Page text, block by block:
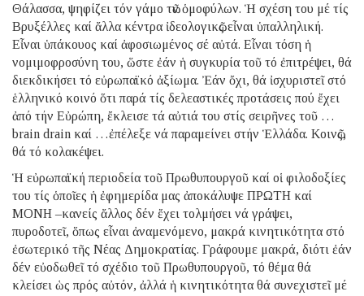
Θάλασσα, ψηφίζει τόν γάμο τῶν ὁμοφύλων. Ἡ σχέση του μέ τίς
Βρυξέλλες καί ἄλλα κέντρα ἰδεολογικῶς εἶναι ὑπαλληλική.
Εἶναι ὑπάκουος καί ἀφοσιωμένος σέ αὐτά. Εἶναι τόση ἡ
νομιμοφροσύνη του, ὥστε ἐάν ἡ συγκυρία τοῦ τό ἐπιτρέψει, θά
διεκδικήσει τό εὐρωπαϊκό ἀξίωμα. Ἐάν ὄχι, θά ἰσχυριστεῖ στό
ἑλληνικό κοινό ὅτι παρά τίς δελεαστικές προτάσεις πού ἔχει
ἀπό τήν Εὐρώπη, ἔκλεισε τά αὐτιά του στίς σειρῆνες τοῦ …
brain drain καί …ἐπέλεξε νά παραμείνει στήν Ἑλλάδα. Κοινῶς,
θά τό κολακέψει.
Ἡ εὐρωπαϊκή περιοδεία τοῦ Πρωθυπουργοῦ καί οἱ φιλοδοξίες
του τίς ὁποῖες ἡ ἐφημερίδα μας ἀποκάλυψε ΠΡΩΤΗ καί
ΜΟΝΗ –κανείς ἄλλος δέν ἔχει τολμήσει νά γράψει,
πυροδοτεῖ, ὅπως εἶναι ἀναμενόμενο, μακρά κινητικότητα στό
ἐσωτερικό τῆς Νέας Δημοκρατίας. Γράφουμε μακρά, διότι ἐάν
δέν εὐοδωθεῖ τό σχέδιο τοῦ Πρωθυπουργοῦ, τό θέμα θά
κλείσει ὡς πρός αὐτόν, ἀλλά ἡ κινητικότητα θά συνεχιστεῖ μέ